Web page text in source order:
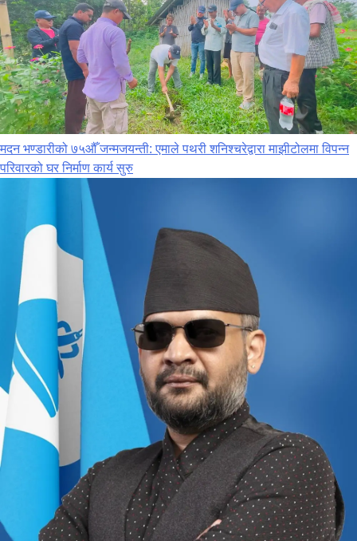
मदन भण्डारीको ७५औँ जन्मजयन्ती: एमाले पथरी शनिश्चरेद्वारा माझीटोलमा विपन्न
परिवारको घर निर्माण कार्य सुरु